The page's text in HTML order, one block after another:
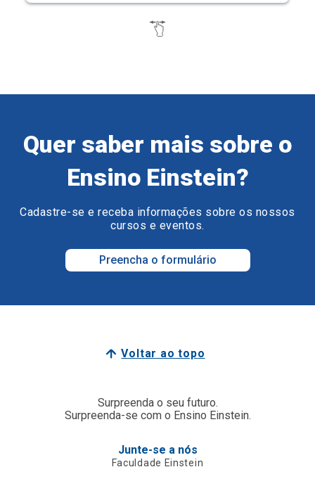
Quer saber mais sobre o
Ensino Einstein?
Cadastre-se e receba informações sobre os nossos
cursos e eventos.
Preencha o formulário
Voltar ao topo
Surpreenda o seu futuro.
Surpreenda-se com o Ensino Einstein.
Junte-se a nós
Faculdade Einstein